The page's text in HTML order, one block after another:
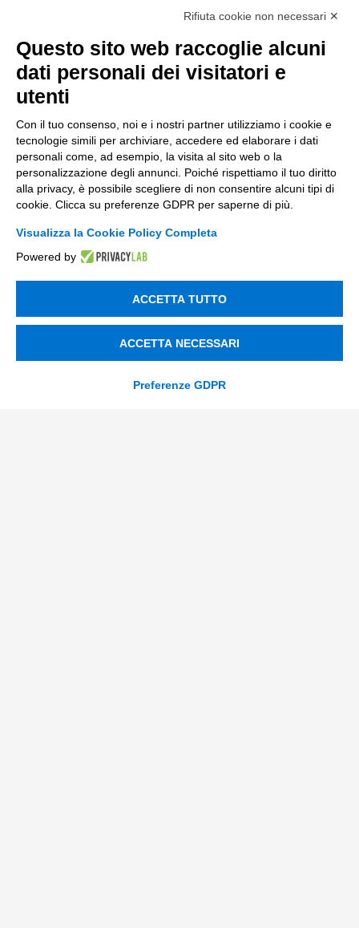
Bandi
Fondi Europei
Consulenza
ESG
Finanza
Innovazione di prodotto e processo
Compliance Normativa Integrata
Rifiuta cookie non necessari ✕
Questo sito web raccoglie alcuni
dati personali dei visitatori e
utenti
Con il tuo consenso, noi e i nostri partner utilizziamo i cookie e
tecnologie simili per archiviare, accedere ed elaborare i dati
personali come, ad esempio, la visita al sito web o la
personalizzazione degli annunci. Poiché rispettiamo il tuo diritto
alla privacy, è possibile scegliere di non consentire alcuni tipi di
cookie. Clicca su preferenze GDPR per saperne di più.
Visualizza la Cookie Policy Completa
Powered by
ACCETTA TUTTO
ACCETTA NECESSARI
Preferenze GDPR